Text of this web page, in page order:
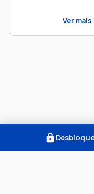
Ver mais